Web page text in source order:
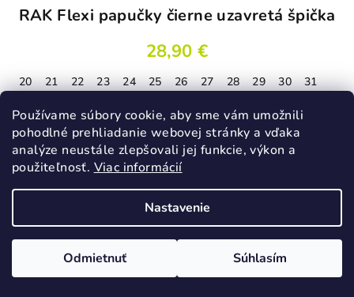
Používame súbory cookie, aby sme vám umožnili
pohodlné prehliadanie webovej stránky a vďaka
analýze neustále zlepšovali jej funkcie, výkon a
použiteľnosť. Viac informácií
Nastavenie
Odmietnuť Súhlasím
RAK Flexi papučky čierne uzavretá špička
28,90 €
20 21 22 23 24 25 26 27 28 29 30
31
Detail